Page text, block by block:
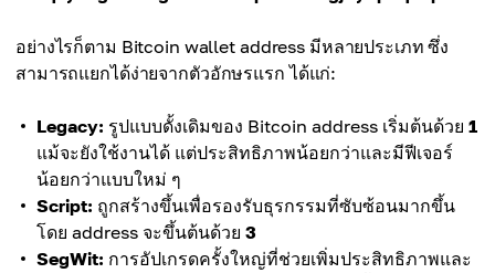
อย่างไรก็ตาม Bitcoin wallet address มีหลายประเภท ซึ่ง
สามารถแยกได้ง่ายจากตัวอักษรแรก ได้แก่:
Legacy: รูปแบบดั้งเดิมของ Bitcoin address เริ่มต้นด้วย 1
แม้จะยังใช้งานได้ แต่ประสิทธิภาพน้อยกว่าและมีฟีเจอร์
น้อยกว่าแบบใหม่ ๆ
Script: ถูกสร้างขึ้นเพื่อรองรับธุรกรรมที่ซับซ้อนมากขึ้น
โดย address จะขึ้นต้นด้วย 3
SegWit: การอัปเกรดครั้งใหญ่ที่ช่วยเพิ่มประสิทธิภาพและ